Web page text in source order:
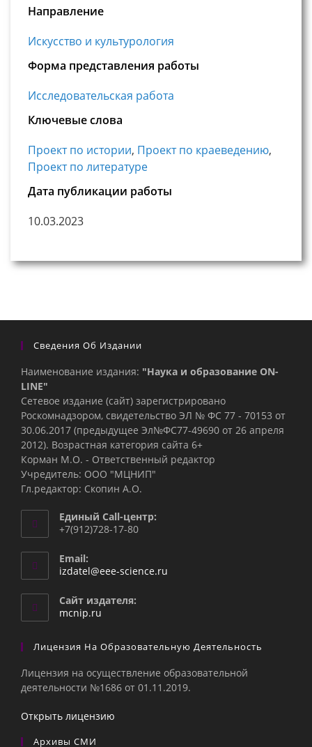
Направление
Искусство и культурология
Форма представления работы
Исследовательская работа
Ключевые слова
Проект по истории, Проект по краеведению,
Проект по литературе
Дата публикации работы
10.03.2023
Сведения Об Издании
Наименование издания: "Наука и образование ON-
LINE"
Сетевое издание (сайт) зарегистрировано
Роскомнадзором, свидетельство ЭЛ № ФС 77 - 70153 от
30.06.2017 (предыдущее Эл№ФC77-49690 от 26 апреля
2012). Возрастная категория сайта 6+
Корман М.О. - Ответственный редактор
Учредитель: ООО "МЦНИП"
Гл.редактор: Скопин А.О.
Единый Call-центр:
+7(912)728-17-80
Email:
izdatel@eee-science.ru
Сайт издателя:
mcnip.ru
Лицензия На Образовательную Деятельность
Лицензия на осуществление образовательной
деятельности №1686 от 01.11.2019.
Открыть лицензию
Архивы СМИ